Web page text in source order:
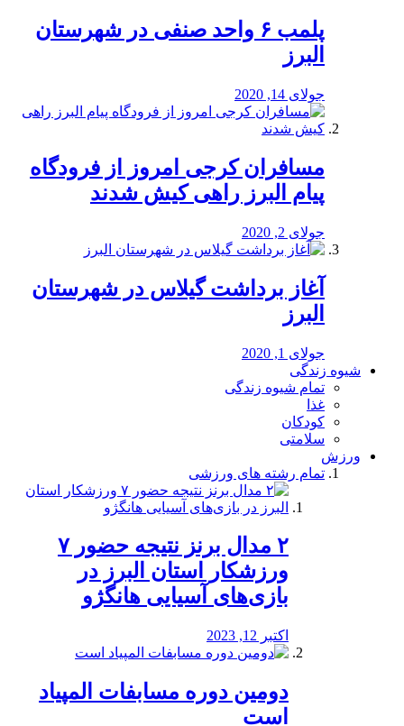
پلمب ۶ واحد صنفی در شهرستان
البرز
جولای 14, 2020
مسافران کرجی امروز از فرودگاه
پیام البرز راهی کیش شدند
جولای 2, 2020
آغاز برداشت گیلاس در شهرستان
البرز
جولای 1, 2020
شیوه زندگی
تمام شیوه زندگی
غذا
کودکان
سلامتی
ورزش
تمام رشته های ورزشی
۲ مدال برنز نتیجه حضور ۷
ورزشکار استان البرز در
بازی‌های آسیایی هانگژو
اکتبر 12, 2023
دومین دوره مسابفات المپیاد
است